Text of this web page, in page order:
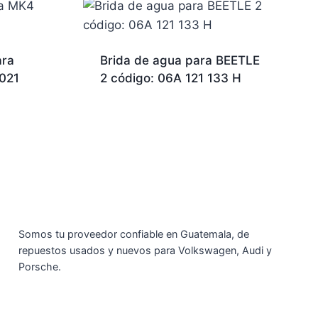
Brida de agua para BEETLE
2 código: 06A 121 133 H
Somos tu proveedor confiable en Guatemala, de
repuestos usados y nuevos para Volkswagen, Audi y
Porsche.